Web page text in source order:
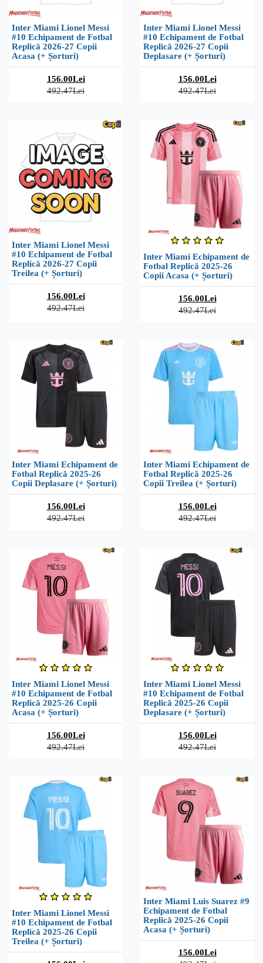
Inter Miami Lionel Messi
#10 Echipament de Fotbal
Replică 2026-27 Copii
Acasa (+ Șorturi)
156.00Lei
492.47Lei
Inter Miami Lionel Messi
#10 Echipament de Fotbal
Replică 2026-27 Copii
Deplasare (+ Șorturi)
156.00Lei
492.47Lei
Inter Miami Lionel Messi
#10 Echipament de Fotbal
Replică 2026-27 Copii
Treilea (+ Șorturi)
156.00Lei
492.47Lei
Inter Miami Echipament de
Fotbal Replică 2025-26
Copii Acasa (+ Șorturi)
156.00Lei
492.47Lei
Inter Miami Echipament de
Fotbal Replică 2025-26
Copii Deplasare (+ Șorturi)
156.00Lei
492.47Lei
Inter Miami Echipament de
Fotbal Replică 2025-26
Copii Treilea (+ Șorturi)
156.00Lei
492.47Lei
Inter Miami Lionel Messi
#10 Echipament de Fotbal
Replică 2025-26 Copii
Acasa (+ Șorturi)
156.00Lei
492.47Lei
Inter Miami Lionel Messi
#10 Echipament de Fotbal
Replică 2025-26 Copii
Deplasare (+ Șorturi)
156.00Lei
492.47Lei
Inter Miami Lionel Messi
#10 Echipament de Fotbal
Replică 2025-26 Copii
Treilea (+ Șorturi)
Inter Miami Luis Suarez #9
Echipament de Fotbal
Replică 2025-26 Copii
Acasa (+ Șorturi)
156.00Lei